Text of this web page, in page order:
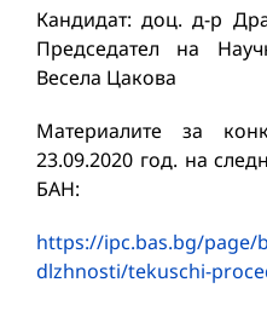
Кандидат: доц. д-р
Председател на
Весела Цакова
Материалите за
23.09.2020 год. на
БАН:
https://ipc.bas.bg/
dlzhnosti/tekuschi-